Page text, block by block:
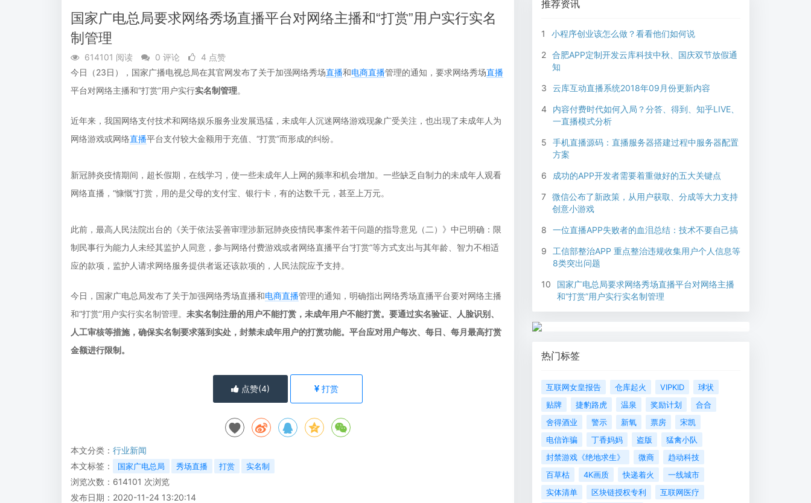
国家广电总局要求网络秀场直播平台对网络主播和“打赏”用户实行实名
制管理
614101 阅读 0 评论
4 点赞
今日（23日），国家广播电视总局在其官网发布了关于加强网络秀场直播和电商直播管理的通知，要求网络秀场直播
平台对网络主播和“打赏”用户实行实名制管理。
近年来，我国网络支付技术和网络娱乐服务业发展迅猛，未成年人沉迷网络游戏现象广受关注，也出现了未成年人为
网络游戏或网络直播平台支付较大金额用于充值、“打赏”而形成的纠纷。
新冠肺炎疫情期间，超长假期，在线学习，使一些未成年人上网的频率和机会增加。一些缺乏自制力的未成年人观看
网络直播，“慷慨”打赏，用的是父母的支付宝、银行卡，有的达数千元，甚至上万元。
此前，最高人民法院出台的《关于依法妥善审理涉新冠肺炎疫情民事案件若干问题的指导意见（二）》中已明确：限
制民事行为能力人未经其监护人同意，参与网络付费游戏或者网络直播平台“打赏”等方式支出与其年龄、智力不相适
应的款项，监护人请求网络服务提供者返还该款项的，人民法院应予支持。
今日，国家广电总局发布了关于加强网络秀场直播和电商直播管理的通知，明确指出网络秀场直播平台要对网络主播
和“打赏”用户实行实名制管理。 未实名制注册的用户不能打赏，未成年用户不能打赏。要通过实名验证、人脸识别、
人工审核等措施，确保实名制要求落到实处，封禁未成年用户的打赏功能。平台应对用户每次、每日、每月最高打赏
金额进行限制。
点赞(4) 打赏
本文分类： 行业新闻
本文标签：
国家广电总局 秀场直播 打赏 实名制
浏览次数： 614101 次浏览
发布日期：2020-11-24 13:20:14
推荐资讯
1 小程序创业该怎么做？看看他们如何说
2 合肥APP定制开发云库科技中秋、国庆双节放假通
知
3 云库互动直播系统2018年09月份更新内容
4
内容付费时代如何入局？分答、得到、知乎LIVE、
一直播模式分析
5
手机直播源码：直播服务器搭建过程中服务器配置
方案
6 成功的APP开发者需要着重做好的五大关键点
7 微信公布了新政策，从用户获取、分成等大力支持
创意小游戏
8 一位直播APP失败者的血泪总结：技术不要自己搞
9
工信部整治APP 重点整治违规收集用户个人信息等
8类突出问题
10
国家广电总局要求网络秀场直播平台对网络主播
和“打赏”用户实行实名制管理
热门标签
互联网女皇报告 仓库起火 VIPKID
球状
贴牌
捷豹路虎 温泉 奖励计划
合合
舍得酒业
警示 新氧 票房
宋凯
电信诈骗
丁香妈妈 盗版
猛禽小队
封禁游戏《绝地求生》
微商
趋动科技
百草枯
4K画质 快递着火
一线城市
实体清单
区块链授权专利
互联网医疗